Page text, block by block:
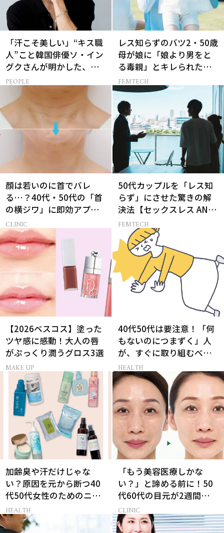
「汗こそ美しい」“キス職
人”こと韓国俳優ソ・イン
グクさんが明かした、惹
かれる人の条件とは
PEOPLE
レス知らずのバツ2・50歳
母が娘に「娘より男をと
る毒親」とキレられた話
【セックスレス AND THE
CITY -女たちの告白-】
FEMTECH
顔は若いのに首でバレ
る…？40代・50代の「首
の横ジワ」に即効アプロ
ーチする最新美容医療と
は
CLINIC
50代カップルを「レス知
らず」にさせた驚きの解
決法【セックスレス AND
THE CITY -女たちの告
白-】
FEMTECH
【2026ベスコス】塗った
ツヤ感に感動！大人の唇
がぷっくり潤うグロス3選
MAKE UP
40代50代は要注意！「何
もないのにつまずく」人
が、すぐに取り組むべき
こと5選［医師監修］
HEALTH
加齢臭や汗だけじゃな
い？原因を元から断つ40
代50代女性のためのニオ
イケア
HEALTH
「もう美容医療しかな
い？」と諦める前に！50
代60代の目元が2週間で変
化した神レチノール
CLINIC